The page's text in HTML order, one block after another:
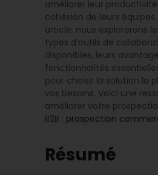
améliorer leur
cohésion de leurs
article, nous explorerons
types d’outils de
disponibles, leurs
fonctionnalités
pour choisir la solution la
vos besoins. Voici une
améliorer votre
B2B : prospection
Résumé